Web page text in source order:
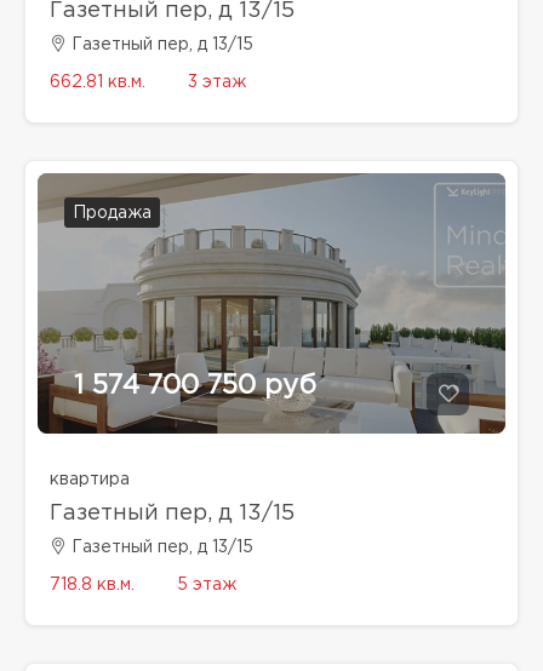
Газетный пер, д 13/15
Газетный пер, д 13/15
662.81 кв.м. 3 этаж
Продажа
1 574 700 750 руб
квартира
Газетный пер, д 13/15
Газетный пер, д 13/15
718.8 кв.м. 5 этаж